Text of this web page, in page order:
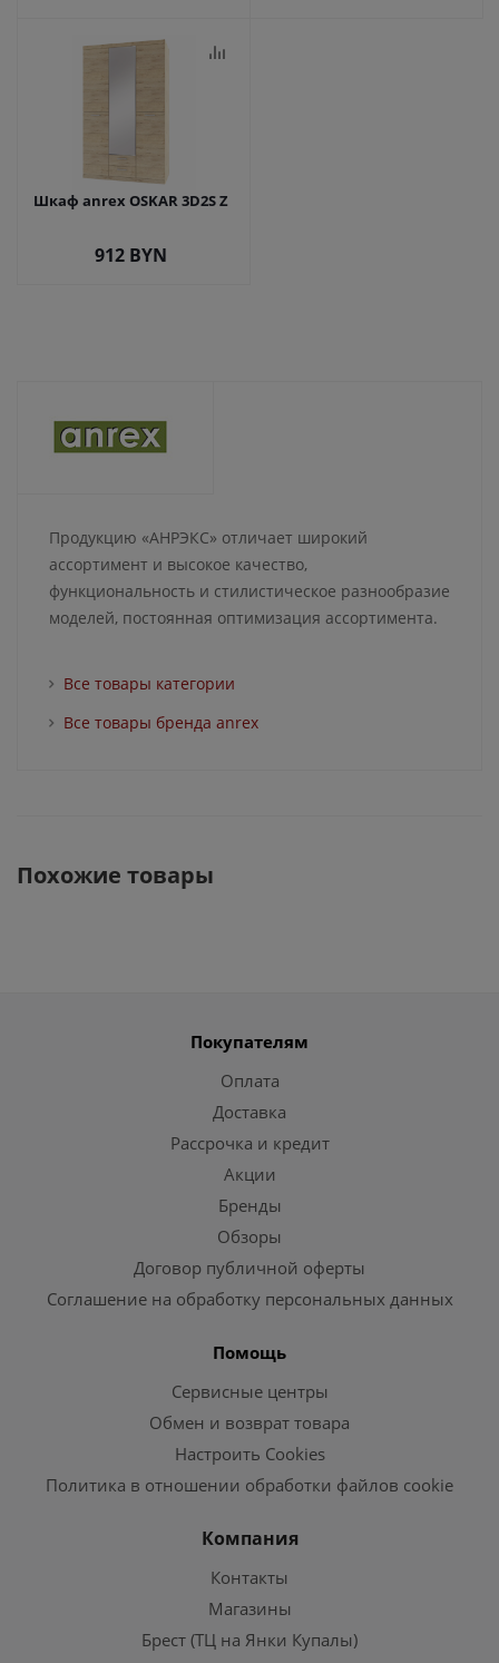
Шкаф anrex OSKAR 3D2S Z
912BYN
Продукцию «АНРЭКС» отличает широкий
ассортимент и высокое качество,
функциональность и стилистическое разнообразие
моделей, постоянная оптимизация ассортимента.
Все товары категории
Все товары бренда anrex
Похожие товары
Покупателям
Оплата
Доставка
Рассрочка и кредит
Акции
Бренды
Обзоры
Договор публичной оферты
Соглашение на обработку персональных данных
Помощь
Сервисные центры
Обмен и возврат товара
Настроить Cookies
Политика в отношении обработки файлов cookie
Компания
Контакты
Магазины
Брест (ТЦ на Янки Купалы)